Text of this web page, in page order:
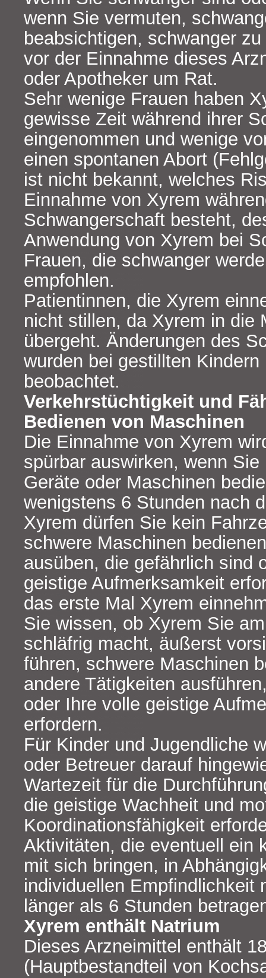
wenn Sie vermuten,
beabsichtigen, schwanger
vor der Einnahme dieses
oder Apotheker um Rat.
Sehr wenige Frauen haben
gewisse Zeit während ihrer
eingenommen und wenige
einen spontanen Abort
ist nicht bekannt, welches
Einnahme von Xyrem
Schwangerschaft besteht,
Anwendung von Xyrem bei
Frauen, die schwanger
empfohlen.
Patientinnen, die Xyrem
nicht stillen, da Xyrem in die
übergeht. Änderungen des
wurden bei gestillten
beobachtet.
Verkehrstüchtigkeit und
Bedienen von Maschinen
Die Einnahme von Xyrem
spürbar auswirken, wenn
Geräte oder Maschinen
wenigstens 6 Stunden nach
Xyrem dürfen Sie kein
schwere Maschinen
ausüben, die gefährlich sind
geistige Aufmerksamkeit
das erste Mal Xyrem
Sie wissen, ob Xyrem Sie
schläfrig macht, äußerst
führen, schwere Maschinen
andere Tätigkeiten
oder Ihre volle geistige
erfordern.
Für Kinder und Jugendliche
oder Betreuer darauf
Wartezeit für die
die geistige Wachheit und
Koordinationsfähigkeit
Aktivitäten, die eventuell ein
mit sich bringen, in
individuellen Empfindlichkeit
länger als 6 Stunden
Xyrem enthält Natrium
Dieses Arzneimittel enthält
(Hauptbestandteil von